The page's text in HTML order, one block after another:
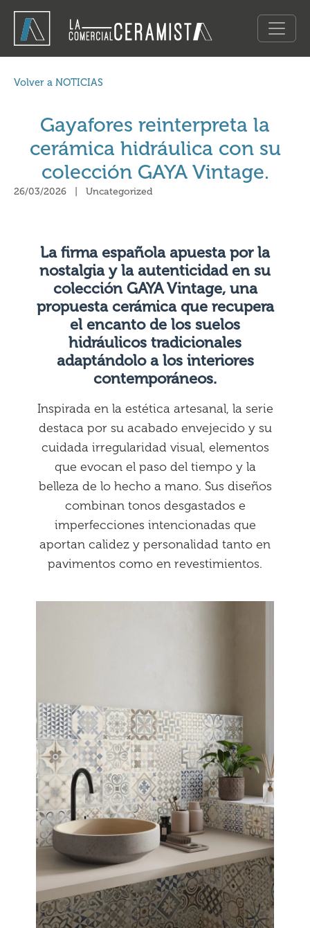
Volver a NOTICIAS
Gayafores reinterpreta la
cerámica hidráulica con su
colección GAYA Vintage.
26/03/2026 Uncategorized
La firma española apuesta por la
nostalgia y la autenticidad en su
colección GAYA Vintage, una
propuesta cerámica que recupera
el encanto de los suelos
hidráulicos tradicionales
adaptándolo a los interiores
contemporáneos.
Inspirada en la estética artesanal, la serie
destaca por su acabado envejecido y su
cuidada irregularidad visual, elementos
que evocan el paso del tiempo y la
belleza de lo hecho a mano. Sus diseños
combinan tonos desgastados e
imperfecciones intencionadas que
aportan calidez y personalidad tanto en
pavimentos como en revestimientos.